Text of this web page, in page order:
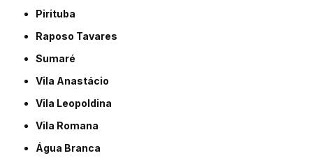
Pirituba
Raposo Tavares
Sumaré
Vila Anastácio
Vila Leopoldina
Vila Romana
Água Branca